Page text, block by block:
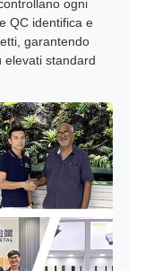
ogni
QC identifica e
garantendo
elevati standard